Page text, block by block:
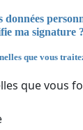
ma signature ?
que vous
que vous